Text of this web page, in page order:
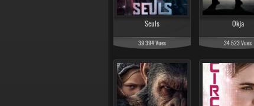
Seuls
39 394 Vues
Okja
34 523 Vues